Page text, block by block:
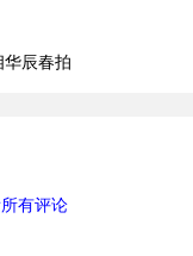
辰春拍
有评论